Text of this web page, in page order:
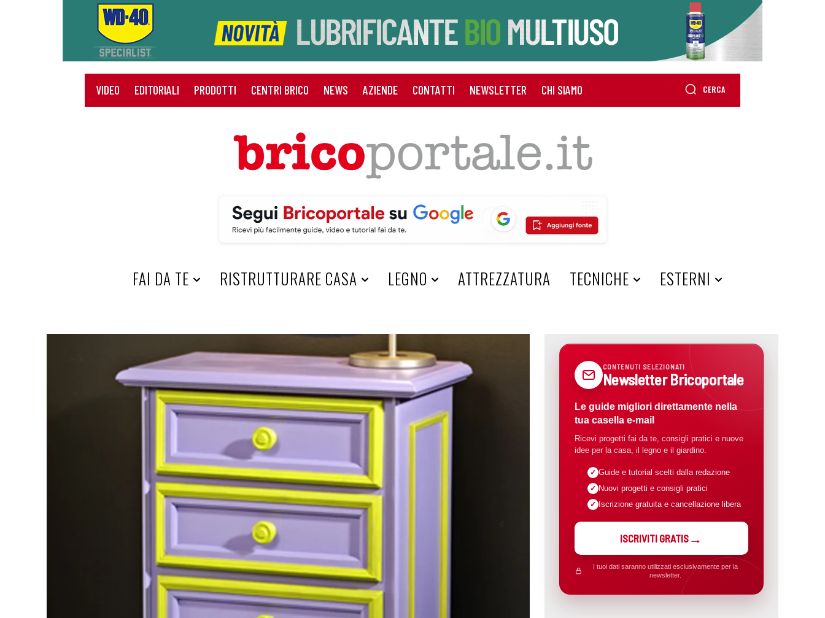
VIDEO EDITORIALI PRODOTTI CENTRI BRICO NEWS AZIENDE CONTATTI NEWSLETTER CHI SIAMO CERCA
HOME
FAI DA TE RISTRUTTURARE CASA LEGNO ATTREZZATURA TECNICHE ESTERNI
CONTENUTI SELEZIONATI
Newsletter Bricoportale
Le guide migliori direttamente nella
tua casella e-mail
Ricevi progetti fai da te, consigli pratici e nuove
idee per la casa, il legno e il giardino.
Guide e tutorial scelti dalla redazione
Nuovi progetti e consigli pratici
Iscrizione gratuita e cancellazione libera
ISCRIVITI GRATIS
I tuoi dati saranno utilizzati esclusivamente per la
newsletter.